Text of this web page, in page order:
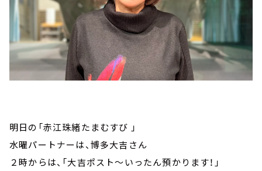
明日の「赤江珠緒たまむすび 」
水曜パートナーは、博多大吉さん
２時からは、「大吉ポスト～いったん預かります！」